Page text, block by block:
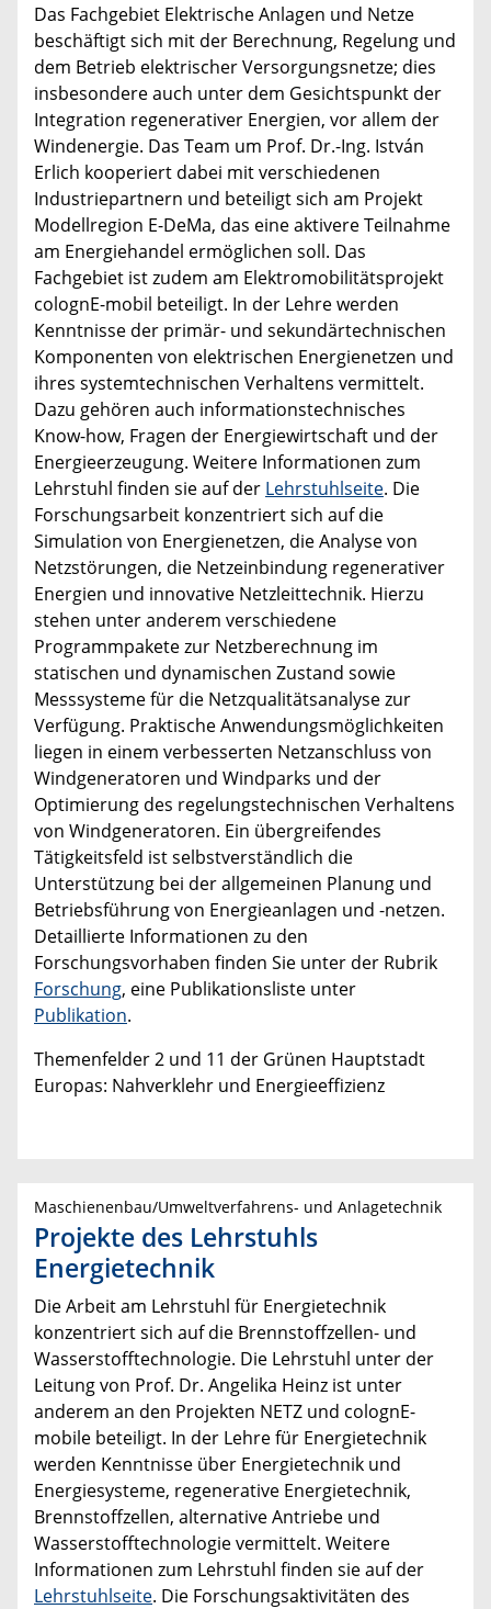
Das Fachgebiet Elektrische Anlagen und Netze
beschäftigt sich mit der Berechnung, Regelung und
dem Betrieb elektrischer Versorgungsnetze; dies
insbesondere auch unter dem Gesichtspunkt der
Integration regenerativer Energien, vor allem der
Windenergie. Das Team um Prof. Dr.-Ing. István
Erlich kooperiert dabei mit verschiedenen
Industriepartnern und beteiligt sich am Projekt
Modellregion E-DeMa, das eine aktivere Teilnahme
am Energiehandel ermöglichen soll. Das
Fachgebiet ist zudem am Elektromobilitätsprojekt
colognE-mobil beteiligt. In der Lehre werden
Kenntnisse der primär- und sekundärtechnischen
Komponenten von elektrischen Energienetzen und
ihres systemtechnischen Verhaltens vermittelt.
Dazu gehören auch informationstechnisches
Know-how, Fragen der Energiewirtschaft und der
Energieerzeugung. Weitere Informationen zum
Lehrstuhl finden sie auf der Lehrstuhlseite. Die
Forschungsarbeit konzentriert sich auf die
Simulation von Energienetzen, die Analyse von
Netzstörungen, die Netzeinbindung regenerativer
Energien und innovative Netzleittechnik. Hierzu
stehen unter anderem verschiedene
Programmpakete zur Netzberechnung im
statischen und dynamischen Zustand sowie
Messsysteme für die Netzqualitätsanalyse zur
Verfügung. Praktische Anwendungsmöglichkeiten
liegen in einem verbesserten Netzanschluss von
Windgeneratoren und Windparks und der
Optimierung des regelungstechnischen Verhaltens
von Windgeneratoren. Ein übergreifendes
Tätigkeitsfeld ist selbstverständlich die
Unterstützung bei der allgemeinen Planung und
Betriebsführung von Energieanlagen und -netzen.
Detaillierte Informationen zu den
Forschungsvorhaben finden Sie unter der Rubrik
Forschung, eine Publikationsliste unter
Publikation.
Themenfelder 2 und 11 der Grünen Hauptstadt
Europas: Nahverklehr und Energieeffizienz
Maschienenbau/Umweltverfahrens- und Anlagetechnik
Projekte des Lehrstuhls
Energietechnik
Die Arbeit am Lehrstuhl für Energietechnik
konzentriert sich auf die Brennstoffzellen- und
Wasserstofftechnologie. Die Lehrstuhl unter der
Leitung von Prof. Dr. Angelika Heinz ist unter
anderem an den Projekten NETZ und colognE-
mobile beteiligt. In der Lehre für Energietechnik
werden Kenntnisse über Energietechnik und
Energiesysteme, regenerative Energietechnik,
Brennstoffzellen, alternative Antriebe und
Wasserstofftechnologie vermittelt. Weitere
Informationen zum Lehrstuhl finden sie auf der
Lehrstuhlseite. Die Forschungsaktivitäten des